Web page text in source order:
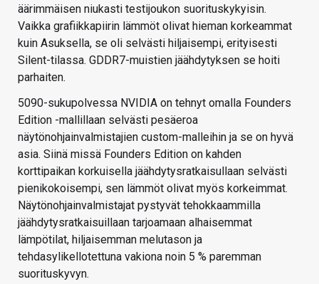
äärimmäisen niukasti testijoukon suorituskykyisin.
Vaikka grafiikkapiirin lämmöt olivat hieman korkeammat
kuin Asuksella, se oli selvästi hiljaisempi, erityisesti
Silent-tilassa. GDDR7-muistien jäähdytyksen se hoiti
parhaiten.
5090-sukupolvessa NVIDIA on tehnyt omalla Founders
Edition -mallillaan selvästi pesäeroa
näytönohjainvalmistajien custom-malleihin ja se on hyvä
asia. Siinä missä Founders Edition on kahden
korttipaikan korkuisella jäähdytysratkaisullaan selvästi
pienikokoisempi, sen lämmöt olivat myös korkeimmat.
Näytönohjainvalmistajat pystyvät tehokkaammilla
jäähdytysratkaisuillaan tarjoamaan alhaisemmat
lämpötilat, hiljaisemman melutason ja
tehdasylikellotettuna vakiona noin 5 % paremman
suorituskyvyn.